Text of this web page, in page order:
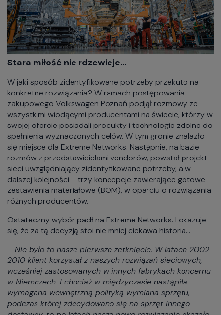
Stara miłość nie rdzewieje…
W jaki sposób zidentyfikowane potrzeby przekuto na
konkretne rozwiązania? W ramach postępowania
zakupowego Volkswagen Poznań podjął rozmowy ze
wszystkimi wiodącymi producentami na świecie, którzy w
swojej ofercie posiadali produkty i technologie zdolne do
spełnienia wyznaczonych celów. W tym gronie znalazło
się miejsce dla Extreme Networks. Następnie, na bazie
rozmów z przedstawicielami vendorów, powstał projekt
sieci uwzględniający zidentyfikowane potrzeby, a w
dalszej kolejności – trzy koncepcje zawierające gotowe
zestawienia materiałowe (BOM), w oparciu o rozwiązania
różnych producentów.
Ostateczny wybór padł na Extreme Networks. I okazuje
się, że za tą decyzją stoi nie mniej ciekawa historia…
– Nie było to nasze pierwsze zetknięcie. W latach 2002-
2010 klient korzystał z naszych rozwiązań sieciowych,
wcześniej zastosowanych w innych fabrykach koncernu
w Niemczech. I chociaż w międzyczasie nastąpiła
wymagana wewnętrzną polityką wymiana sprzętu,
podczas której zdecydowano się na sprzęt innego